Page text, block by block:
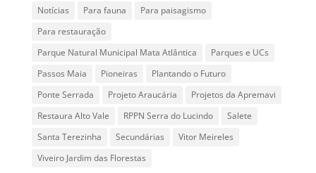
Notícias
Para fauna
Para paisagismo
Para restauração
Parque Natural Municipal Mata Atlântica
Parques e UCs
Passos Maia
Pioneiras
Plantando o Futuro
Ponte Serrada
Projeto Araucária
Projetos da Apremavi
Restaura Alto Vale
RPPN Serra do Lucindo
Salete
Santa Terezinha
Secundárias
Vitor Meireles
Viveiro Jardim das Florestas